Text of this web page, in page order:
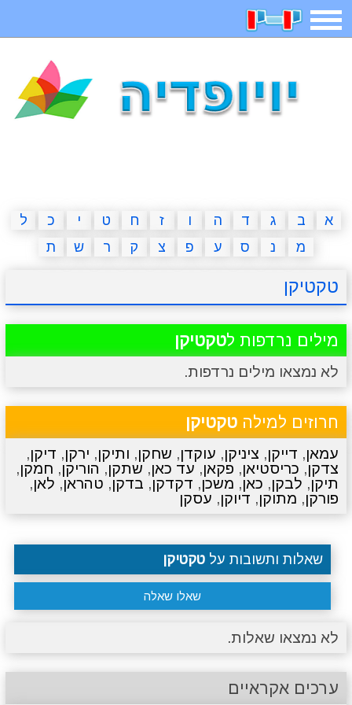
תפריט
איש תלוי מדריכים פוקימון גו מצא הבדלים
יצירה משחקי בנות אשליות חדשות
א ב ג ד ה ו ז ח ט י כ
ל
מ
נ ס ע פ צ ק ר ש ת
טקטיקן
מילים נרדפות לטקטיקן
לא נמצאו מילים נרדפות.
חרוזים למילה טקטיקן
עמאן, דייקן, ציניקן, עוקדן, שחקן, ותיקן, ירקן, דיקן,
צדקן, כריסטיאן, פקאן, עד כאן, שתקן, הוריקן, חמקן,
תיקן, לבקן, כאן, משכן, דקדקן, בדקן, טהראן, לאן,
פורקן, מתוקן, דיוקן, עסקן
שאלות ותשובות על טקטיקן
שאלו שאלה
לא נמצאו שאלות.
ערכים אקראיים